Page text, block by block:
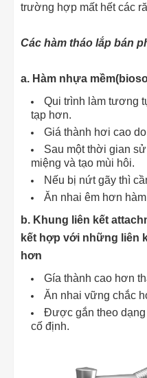
trường hợp mất hết các
Các hàm tháo lắp bán
a. Hàm nhựa
Qui trình làm tương
tạp hơn.
Giá thành hơi cao
Sau một thời gian
miệng và tạo mùi hôi.
Nếu bị nứt gãy thì
Ăn nhai êm hơn
b. Khung liên kết
kết hợp với những liên
hơn
Gía thành cao hơn
Ăn nhai vững chắc
Được gắn theo
cố định.